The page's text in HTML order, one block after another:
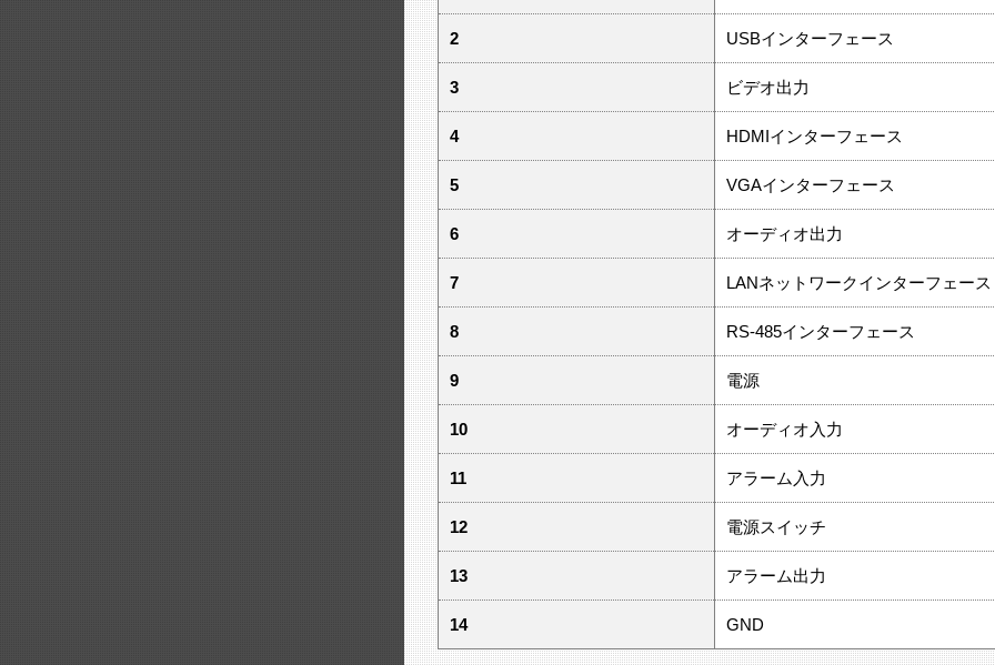
2 USBインターフェース
3 ビデオ出力
4 HDMIインターフェース
5 VGAインターフェース
6 オーディオ出力
7 LANネットワークインターフェース
8 RS-485インターフェース
9 電源
10 オーディオ入力
11 アラーム入力
12 電源スイッチ
13 アラーム出力
14 GND